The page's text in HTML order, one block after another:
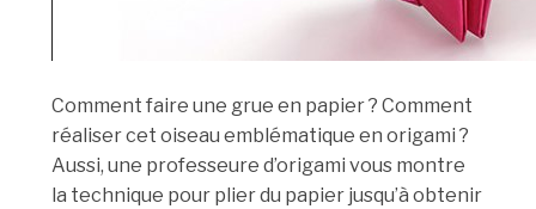
Comment faire une grue en papier ? Comment
réaliser cet oiseau emblématique en origami ?
Aussi, une professeure d’origami vous montre
la technique pour plier du papier jusqu’à obtenir